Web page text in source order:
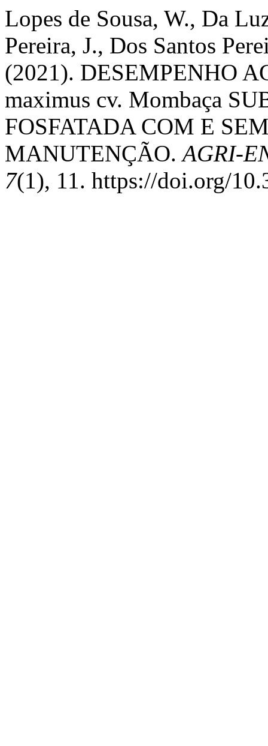
Lopes de Sousa, W., Da
Pereira, J., Dos Santos
(2021). DESEMPENHO
maximus cv. Mombaça
FOSFATADA COM E
MANUTENÇÃO.AGRI-
7(1), 11. https://doi.org/